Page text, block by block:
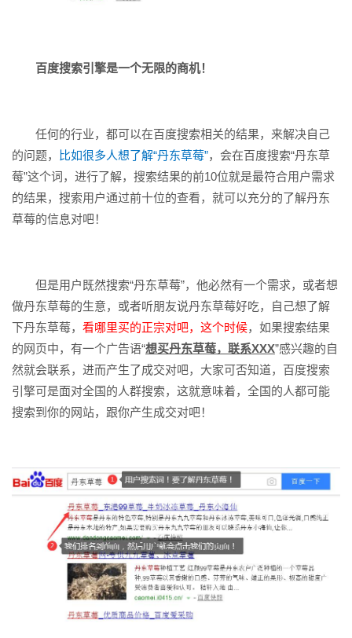
百度搜索引擎是一个无限的商机！
任何的行业，都可以在百度搜索相关的结果，来解决自己
的问题，
比如很多人想了解“丹东草莓”，会在百度搜索“丹东草
莓”这个词，进行了解，搜索结果的前10位就是最符合用户需求
的结果，搜索用户通过前十位的查看，就可以充分的了解丹东
草莓的信息对吧！
但是用户既然搜索“丹东草莓”，他必然有一个需求，或者想
做丹东草莓的生意，或者听朋友说丹东草莓好吃，自己想了解
下丹东草莓， 看哪里买的正宗对吧，这个时候，如果搜索结果
的网页中，有一个广告语“想买丹东草莓，联系XXX”感兴趣的自
然就会联系，进而产生了成交对吧，大家可否知道，百度搜索
引擎可是面对全国的人群搜索，这就意味着，全国的人都可能
搜索到你的网站，跟你产生成交对吧！